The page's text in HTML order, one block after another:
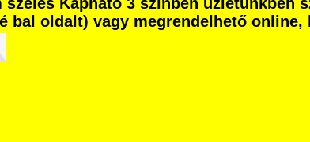
bal oldalt) vagy megrendelhető online,